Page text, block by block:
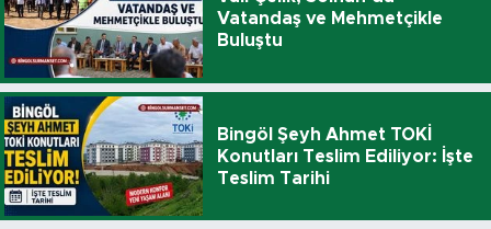
Vatandaş ve Mehmetçikle
Buluştu
Bingöl Şeyh Ahmet TOKİ
Konutları Teslim Ediliyor: İşte
Teslim Tarihi